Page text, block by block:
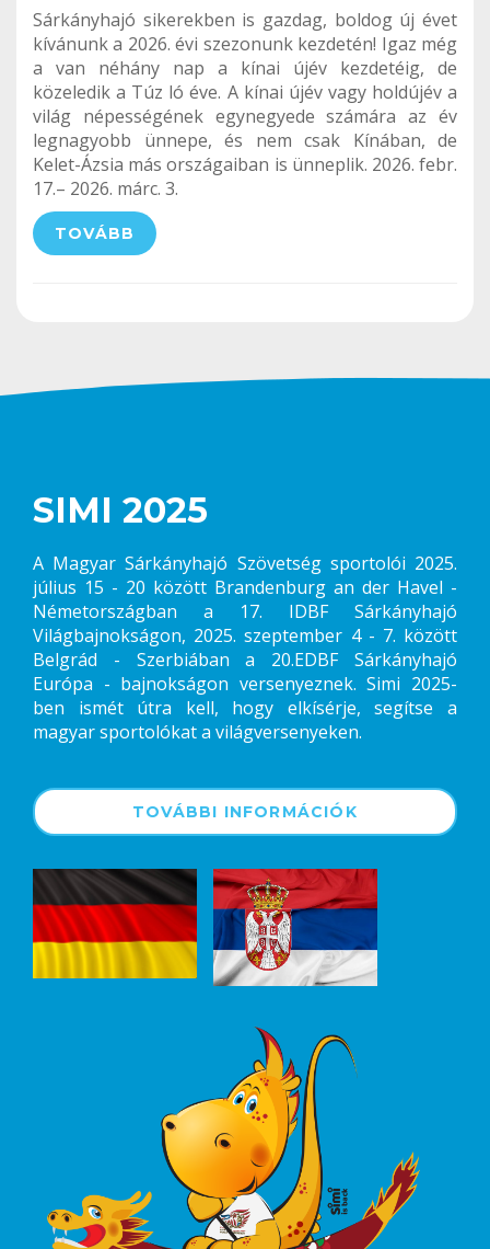
Sárkányhajó sikerekben is gazdag, boldog új évet
kívánunk a 2026. évi szezonunk kezdetén! Igaz még
a van néhány nap a kínai újév kezdetéig, de
közeledik a Túz ló éve. A kínai újév vagy holdújév a
világ népességének egynegyede számára az év
legnagyobb ünnepe, és nem csak Kínában, de
Kelet-Ázsia más országaiban is ünneplik. 2026. febr.
17.– 2026. márc. 3.
TOVÁBB
SIMI 2025
A Magyar Sárkányhajó Szövetség sportolói 2025.
július 15 - 20 között Brandenburg an der Havel -
Németországban a 17. IDBF Sárkányhajó
Világbajnokságon, 2025. szeptember 4 - 7. között
Belgrád - Szerbiában a 20.EDBF Sárkányhajó
Európa - bajnokságon versenyeznek. Simi 2025-
ben ismét útra kell, hogy elkísérje, segítse a
magyar sportolókat a világversenyeken.
TOVÁBBI INFORMÁCIÓK